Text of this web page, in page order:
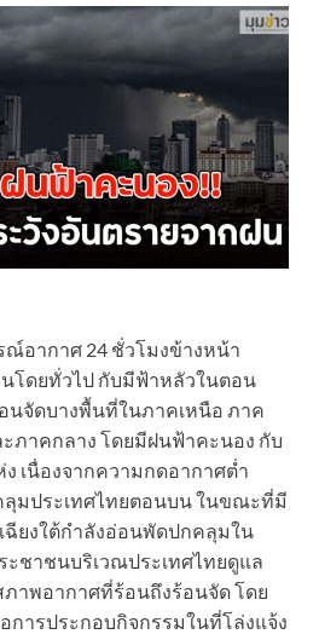
ณ์อากาศ 24 ชั่วโมงข้างหน้า
โดยทั่วไป กับมีฟ้าหลัวในตอน
นจัดบางพื้นที่ในภาคเหนือ ภาค
ภาคกลาง โดยมีฝนฟ้าคะนอง กับ
เนื่องจากความกดอากาศต่ำ
ลุมประเทศไทยตอนบน ในขณะที่มี
ยงใต้กำลังอ่อนพัดปกคลุมใน
ะชาชนบริเวณประเทศไทยดูแล
าพอากาศที่ร้อนถึงร้อนจัด โดย
การประกอบกิจกรรมในที่โล่งแจ้ง